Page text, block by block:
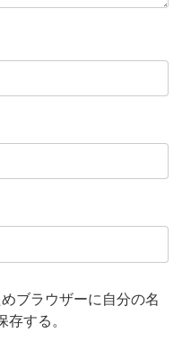
ブラウザーに自分の名
する。